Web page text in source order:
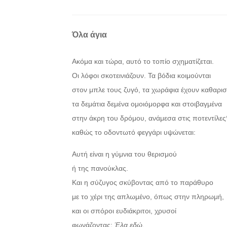
Όλα άγια
Ακόμα και τώρα, αυτό το τοπίο σχηματίζεται.
Οι λόφοι σκοτεινιάζουν. Τα βόδια κοιμούνται
στον μπλε τους ζυγό, τα χωράφια έχουν
τα δεμάτια δεμένα ομοιόμορφα και στοιβαγμένα
στην άκρη του δρόμου, ανάμεσα στις
καθώς το οδοντωτό φεγγάρι υψώνεται:
Αυτή είναι η γύμνια του θερισμού
ή της πανούκλας.
Και η σύζυγος σκύβοντας από το παράθυρο
με το χέρι της απλωμένο, όπως στην πληρωμή,
και οι σπόροι ευδιάκριτοι, χρυσοί
φωνάζοντας: Έλα εδώ,